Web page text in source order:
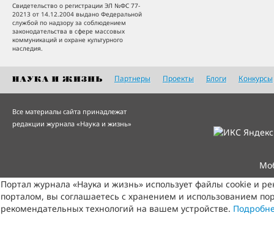
Свидетельство о регистрации ЭЛ №ФС 77-
20213 от 14.12.2004 выдано Федеральной
службой по надзору за соблюдением
законодательства в сфере массовых
коммуникаций и охране культурного
наследия.
Партнеры Проекты Блоги Конкурсы
Все материалы сайта принадлежат
редакции журнала «Наука и жизнь»
Портал журнала «Наука и жизнь» использует файлы cookie и
порталом, вы соглашаетесь с хранением и использованием
рекомендательных технологий на вашем устройстве.